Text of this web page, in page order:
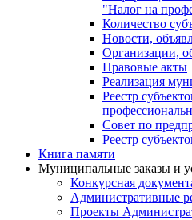
"Налог на
Количество
Новости,
Организации,
Правовые акты
Реализация
Реестр
Совет по
Реестр
Книга памяти
Муниципальные заказы и
Конкурсная
Административные
Проекты